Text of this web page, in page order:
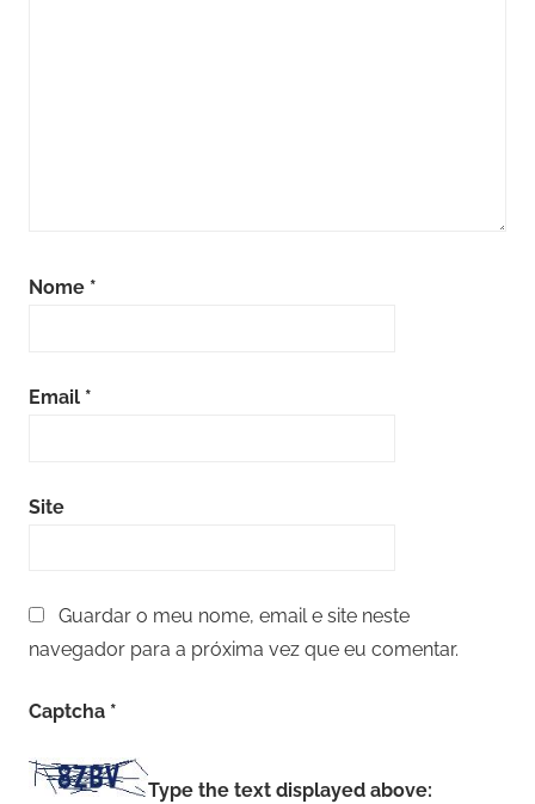
Nome *
Email *
Site
Guardar o meu nome, email e site neste
navegador para a próxima vez que eu comentar.
Captcha *
Type the text displayed above: